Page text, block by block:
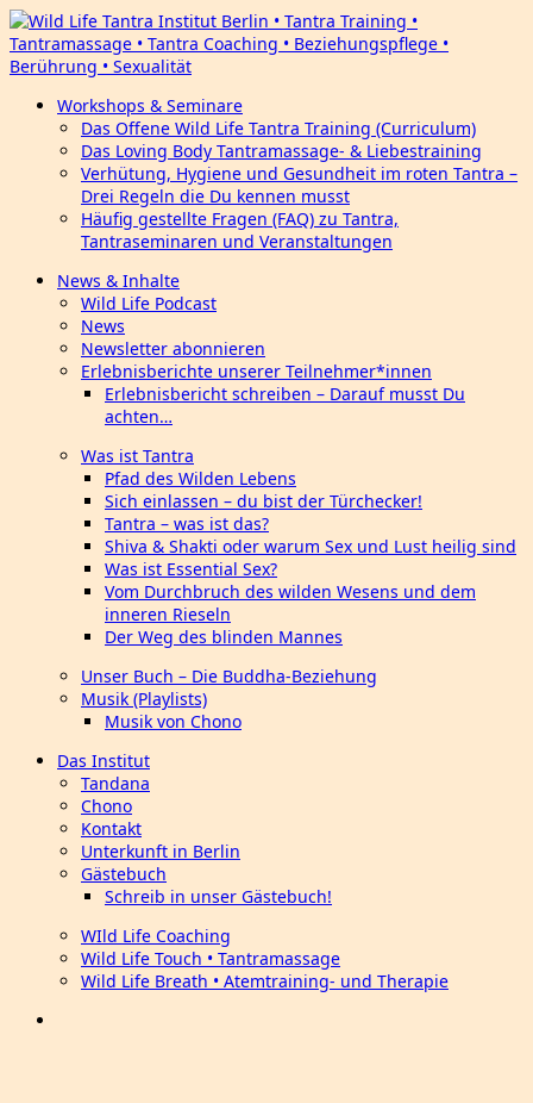
Workshops & Seminare
Das Offene Wild Life Tantra Training (Curriculum)
Das Loving Body Tantramassage- & Liebestraining
Verhütung, Hygiene und Gesundheit im roten Tantra –
Drei Regeln die Du kennen musst
Häufig gestellte Fragen (FAQ) zu Tantra,
Tantraseminaren und Veranstaltungen
News & Inhalte
Wild Life Podcast
News
Newsletter abonnieren
Erlebnisberichte unserer Teilnehmer*innen
Erlebnisbericht schreiben – Darauf musst Du
achten…
Was ist Tantra
Pfad des Wilden Lebens
Sich einlassen – du bist der Türchecker!
Tantra – was ist das?
Shiva & Shakti oder warum Sex und Lust heilig sind
Was ist Essential Sex?
Vom Durchbruch des wilden Wesens und dem
inneren Rieseln
Der Weg des blinden Mannes
Unser Buch – Die Buddha-Beziehung
Musik (Playlists)
Musik von Chono
Das Institut
Tandana
Chono
Kontakt
Unterkunft in Berlin
Gästebuch
Schreib in unser Gästebuch!
WIld Life Coaching
Wild Life Touch • Tantramassage
Wild Life Breath • Atemtraining- und Therapie